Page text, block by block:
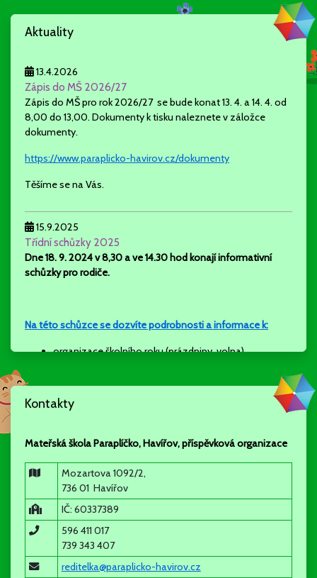
Aktuality
13.4.2026
Zápis do MŠ 2026/27
Zápis do MŠ pro rok 2026/27 se bude konat 13. 4. a 14. 4. od
8,00 do 13,00. Dokumenty k tisku naleznete v záložce
dokumenty.
https://www.paraplicko-havirov.cz/dokumenty
Těšíme se na Vás.
15.9.2025
Třídní schůzky 2025
Dne 18. 9. 2024 v 8,30 a ve 14.30 hod konajíinformativní
schůzky pro rodiče.
Na této schůzce se dozvíte podrobnosti a informace k:
organizace školního roku (prázdniny, volna)
akce a aktivity školy (odpolední aktivity, projekty tříd a
školy….)
stravování, školné
individuální a skupinová práce ve třídách
informativní schůzky nejsou povinné, vhodné pro rodiče
nových dětí, ale ráda se s Vámi všemi uvidím a vysvětlím
skutečnosti, které Vás zajímají.
Kontakty
Mateřská škola Paraplíčko, Havířov, příspěvková organizace
Mozartova 1092/2,
736 01 Havířov
IČ: 60337389
596 411 017
739 343 407
reditelka@paraplicko-havirov.cz